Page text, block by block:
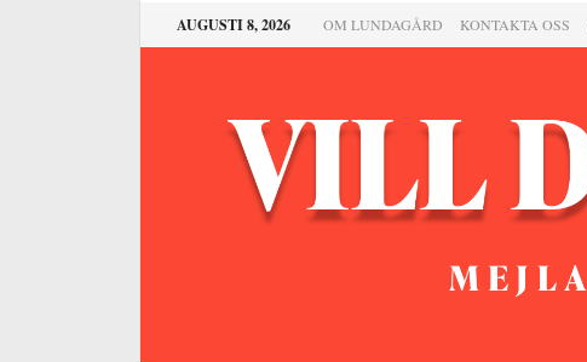
AUGUSTI 8, 2026 OM LUNDAGÅRD KONTAKTA OSS